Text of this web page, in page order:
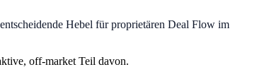
Hebel für proprietären Deal Flow im
off-market Teil davon.